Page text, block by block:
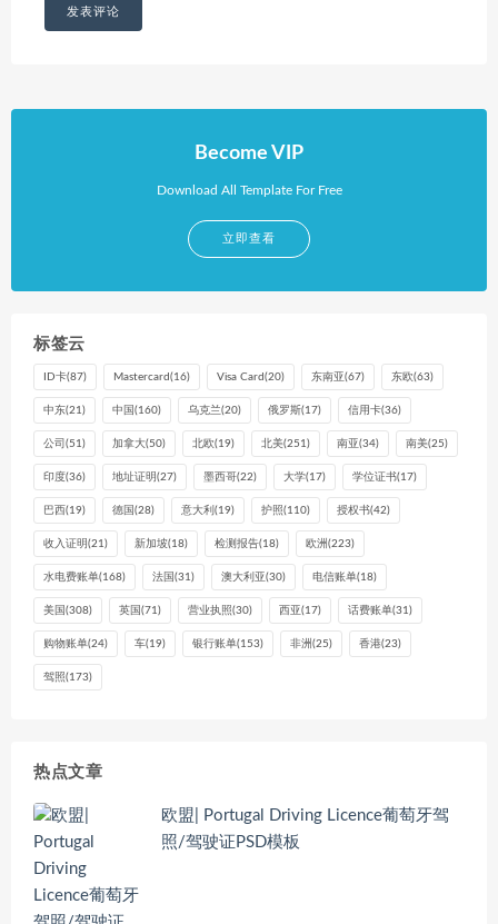
Become VIP
Download All Template For Free
立即查看
标签云
ID卡(87) Mastercard (16) Visa Card (20) 东南亚(67) 东欧(63)
中东(21) 中国 (160) 乌克兰(20) 俄罗斯(17) 信用卡(36)
公司 (51) 加拿大(50) 北欧(19) 北美(251) 南亚(34) 南美(25)
印度(36) 地址证明 (27) 墨西哥(22) 大学(17) 学位证书(17)
巴西(19) 德国 (28) 意大利 (19) 护照(110) 授权书(42)
收入证明 (21) 新加坡(18) 检测报告(18) 欧洲 (223)
水电费账单(168) 法国 (31) 澳大利亚(30) 电信账单(18)
美国 (308) 英国 (71) 营业执照(30) 西亚(17) 话费账单(31)
购物账单(24) 车(19) 银行账单(153) 非洲 (25) 香港(23)
驾照(173)
热点文章
欧盟| Portugal Driving Licence葡萄牙驾
照/驾驶证PSD模板